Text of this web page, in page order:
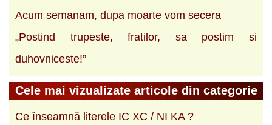
Acum semanam, dupa moarte vom secera
„Postind trupeste, fratilor, sa postim si
duhovniceste!”
Cele mai vizualizate articole din categorie
Ce înseamnă literele IC XC / NI KA ?